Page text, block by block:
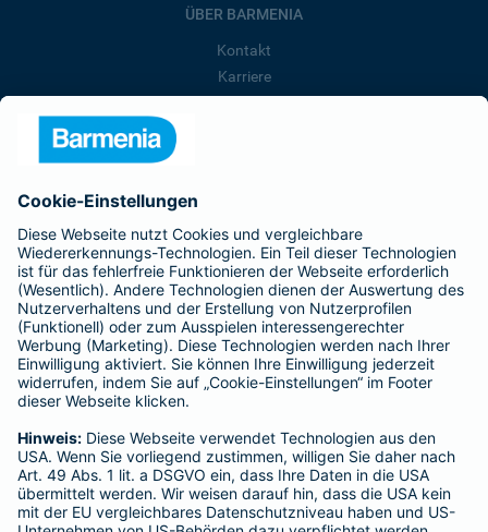
ÜBER BARMENIA
Kontakt
Karriere
Barmenia ist Teil der BarmeniaGothaer
BELIEBTE SEITEN
Kranken-Zusatzversicherung
Tierversicherungen
Haftpflichtversicherung
Hausratversicherung
Adresse ändern
Schaden melden
Kilometerstandsmeldung